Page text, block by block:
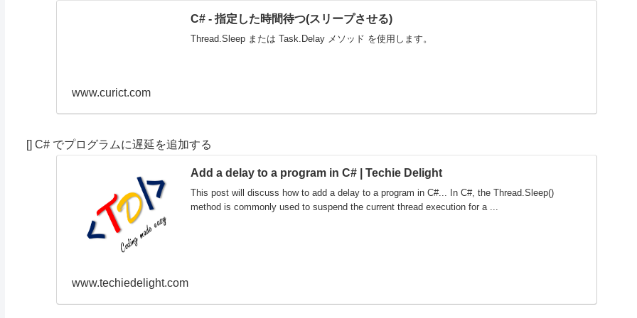
C# - 指定した時間待つ(スリープさせる)
Thread.Sleep または Task.Delay メソッド を使用します。
www.curict.com
[] C# でプログラムに遅延を追加する
Add a delay to a program in C# | Techie Delight
This post will discuss how to add a delay to a program in C#... In C#, the Thread.Sleep()
method is commonly used to suspend the current thread execution for a ...
www.techiedelight.com